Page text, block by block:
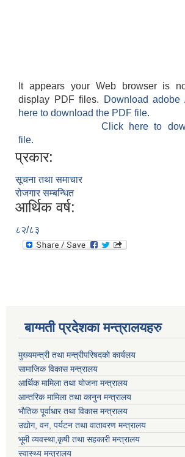
It appears your Web browser is
display PDF files.
Download
here to download the PDF file.
Click here to
file.
प्रकार:
सूचना तथा समाचार
रोजगार सम्बन्धित
आर्थिक वर्ष:
८२/८३
बाग्मती प्रदेशका मन्त्रालयहरु
मुख्यमन्त्री तथा मन्त्रीपरिषदकाे कार्यलय
सामाजिक विकास मन्त्रालय
आर्थिक मामिला तथा याेजना मन्त्रालय
आन्तरिक मामिला तथा कानुन मन्त्रालय
भाैतिक पूर्वाधार तथा विकास मन्त्रालय
उद्याेग, वन, पर्यटन तथा वातावरण मन्त्रालय
भूमी व्यवस्था,कृषी तथा सहकारी मन्त्रालय
स्वास्थ्य मन्त्रालय